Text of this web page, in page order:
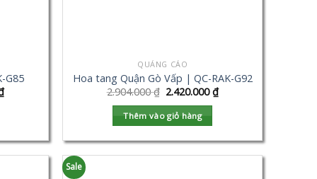
G85
QUẢNG CÁO
Hoa tang Quận Gò Vấp | QC-RAK-G92
2.904.000₫ 2.420.000₫
Thêm vào giỏ hàng
Sale